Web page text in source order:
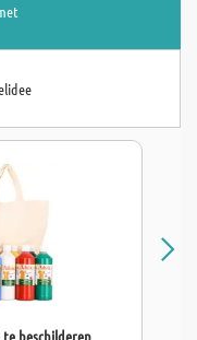
te beschilderen